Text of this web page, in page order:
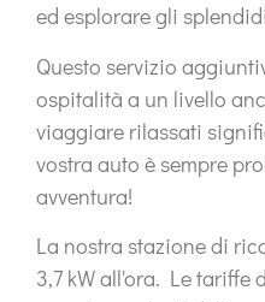
ed esplorare gli
Questo servizio
ospitalità a un livello
viaggiare rilassati
vostra auto è sempre
avventura!
La nostra stazione di
3,7 kW all'ora. Le tariffe